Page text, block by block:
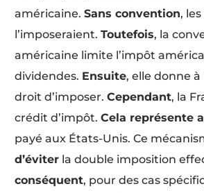
américaine.Sans convention,
l’imposeraient.Toutefois, la
américaine limite l’impôt
dividendes. Ensuite, elle donne à
droit d’imposer.Cependant, la
crédit d’impôt.Cela représente
payé aux États-Unis. Ce
d’éviter la double imposition
conséquent, pour des cas